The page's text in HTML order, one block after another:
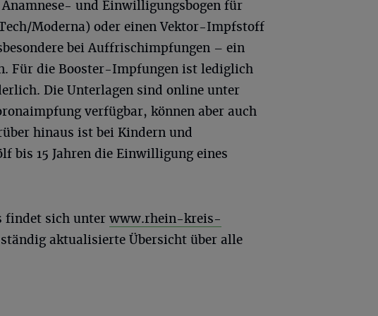
und Einwilligungsbogen für
Moderna) oder einen Vektor-Impfstoff
bei Auffrischimpfungen – ein
Für die Booster-Impfungen ist lediglich
Die Unterlagen sind online unter
verfügbar, können aber auch
hinaus ist bei Kindern und
bis 15 Jahren die Einwilligung eines
findet sich unter www.rhein-kreis-
aktualisierte Übersicht über alle